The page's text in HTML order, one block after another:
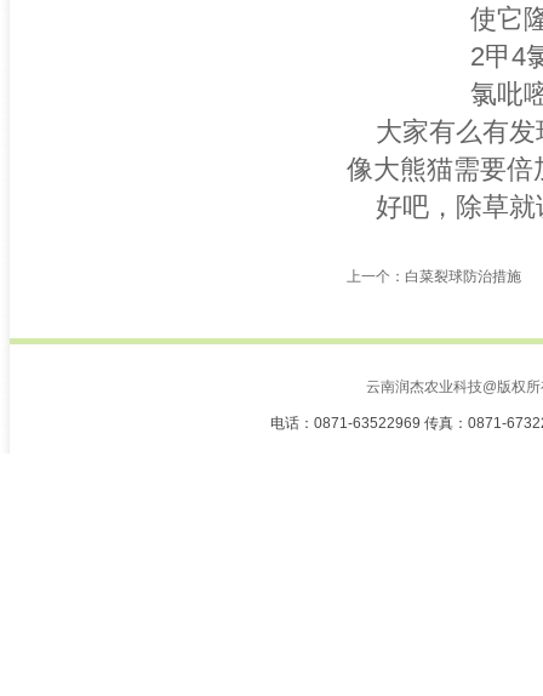
使它
2甲4氯（
氯吡嘧磺
大家有么有发
像大熊猫需要倍
好吧，除草就
上一个：白菜裂球防治措施
云南润杰农业科技@版权
电话：0871-63522969 传真：0871-